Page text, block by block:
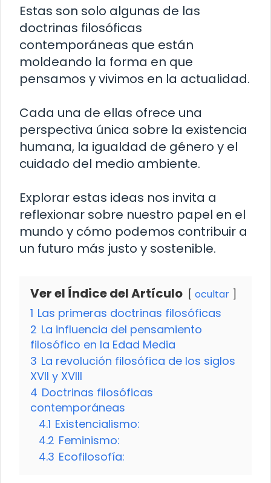
Estas son solo algunas de las
doctrinas filosóficas
contemporáneas que están
moldeando la forma en que
pensamos y vivimos en la actualidad.
Cada una de ellas ofrece una
perspectiva única sobre la existencia
humana, la igualdad de género y el
cuidado del medio ambiente.
Explorar estas ideas nos invita a
reflexionar sobre nuestro papel en el
mundo y cómo podemos contribuir a
un futuro más justo y sostenible.
Ver el Índice del Artículo ocultar
1 Las primeras doctrinas filosóficas
2 La influencia del pensamiento
filosófico en la Edad Media
3 La revolución filosófica de los siglos
XVII y XVIII
4 Doctrinas filosóficas
contemporáneas
4.1 Existencialismo:
4.2 Feminismo:
4.3 Ecofilosofía: